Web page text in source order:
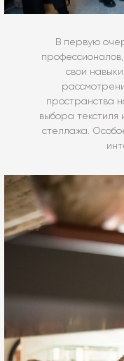
В первую
свои
пространства
выбора
стеллажа.